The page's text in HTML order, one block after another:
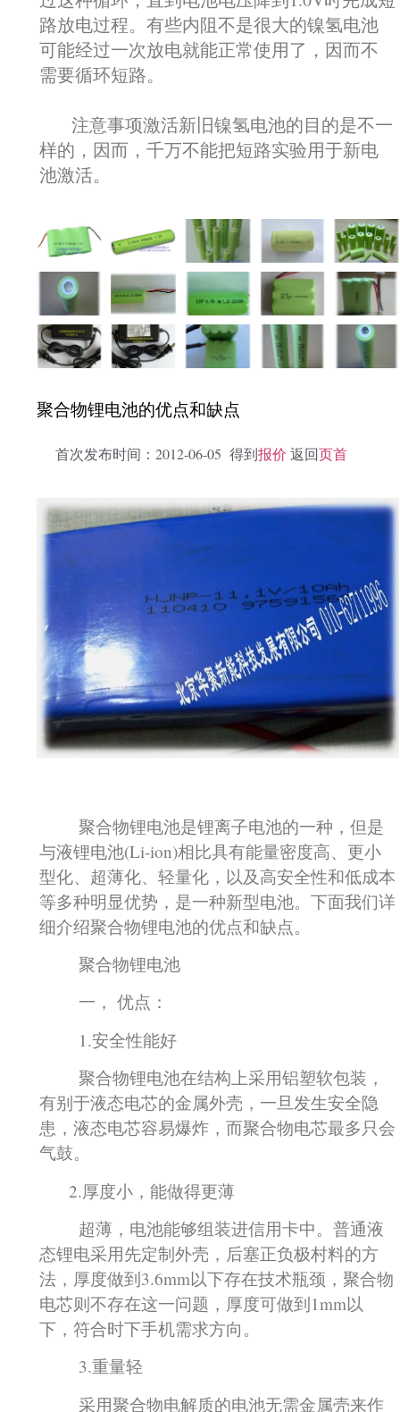
路放电过程。有些内阻不是很大的镍氢电池
可能经过一次放电就能正常使用了，因而不
需要循环短路。
注意事项激活新旧镍氢电池的目的是不一
样的，因而，千万不能把短路实验用于新电
池激活。
聚合物锂电池的优点和缺点
首次发布时间：2012-06-05 得到报价 返回页首
聚合物锂电池是锂离子电池的一种，但是
与液锂电池(Li-ion)相比具有能量密度高、更小
型化、超薄化、轻量化，以及高安全性和低成本
等多种明显优势，是一种新型电池。下面我们详
细介绍聚合物锂电池的优点和缺点。
聚合物锂电池
一， 优点：
1.安全性能好
聚合物锂电池在结构上采用铝塑软包装，
有别于液态电芯的金属外壳，一旦发生安全隐
患，液态电芯容易爆炸，而聚合物电芯最多只会
气鼓。
2.厚度小，能做得更薄
超薄，电池能够组装进信用卡中。普通液
态锂电采用先定制外壳，后塞正负极村料的方
法，厚度做到3.6mm以下存在技术瓶颈，聚合物
电芯则不存在这一问题，厚度可做到1mm以
下，符合时下手机需求方向。
3.重量轻
采用聚合物电解质的电池无需金属壳来作